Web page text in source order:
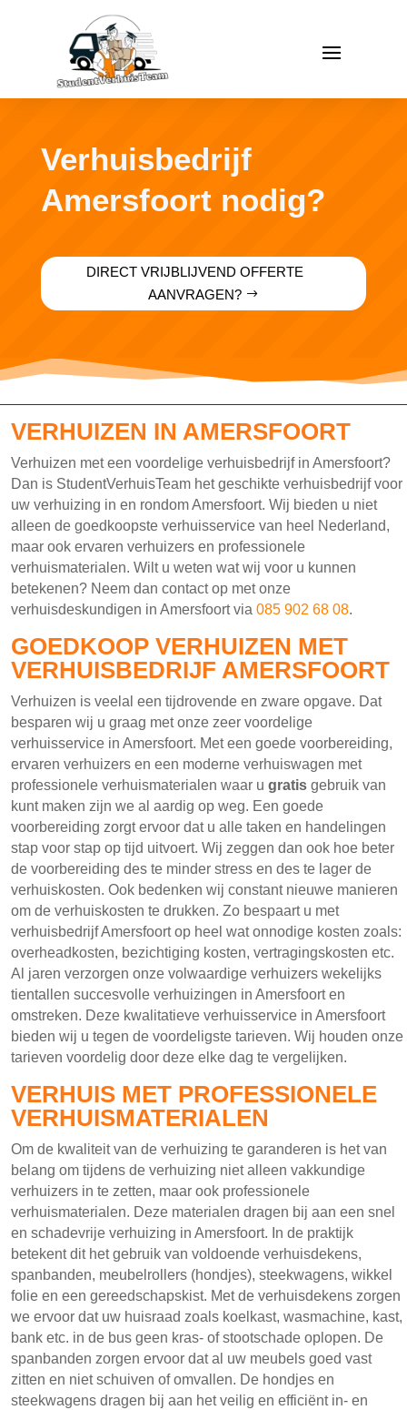
Verhuisbedrijf
Amersfoort nodig?
DIRECT VRIJBLIJVEND OFFERTE
AANVRAGEN?
VERHUIZEN IN AMERSFOORT
Verhuizen met een voordelige verhuisbedrijf in Amersfoort?
Dan is StudentVerhuisTeam het geschikte verhuisbedrijf voor
uw verhuizing in en rondom Amersfoort. Wij bieden u niet
alleen de goedkoopste verhuisservice van heel Nederland,
maar ook ervaren verhuizers en professionele
verhuismaterialen. Wilt u weten wat wij voor u kunnen
betekenen? Neem dan contact op met onze
verhuisdeskundigen in Amersfoort via 085 902 68 08.
GOEDKOOP VERHUIZEN MET
VERHUISBEDRIJF AMERSFOORT
Verhuizen is veelal een tijdrovende en zware opgave. Dat
besparen wij u graag met onze zeer voordelige
verhuisservice in Amersfoort. Met een goede voorbereiding,
ervaren verhuizers en een moderne verhuiswagen met
professionele verhuismaterialen waar u gratis gebruik van
kunt maken zijn we al aardig op weg. Een goede
voorbereiding zorgt ervoor dat u alle taken en handelingen
stap voor stap op tijd uitvoert. Wij zeggen dan ook hoe beter
de voorbereiding des te minder stress en des te lager de
verhuiskosten. Ook bedenken wij constant nieuwe manieren
om de verhuiskosten te drukken. Zo bespaart u met
verhuisbedrijf Amersfoort op heel wat onnodige kosten zoals:
overheadkosten, bezichtiging kosten, vertragingskosten etc.
Al jaren verzorgen onze volwaardige verhuizers wekelijks
tientallen succesvolle verhuizingen in Amersfoort en
omstreken. Deze kwalitatieve verhuisservice in Amersfoort
bieden wij u tegen de voordeligste tarieven. Wij houden onze
tarieven voordelig door deze elke dag te vergelijken.
VERHUIS MET PROFESSIONELE
VERHUISMATERIALEN
Om de kwaliteit van de verhuizing te garanderen is het van
belang om tijdens de verhuizing niet alleen vakkundige
verhuizers in te zetten, maar ook professionele
verhuismaterialen. Deze materialen dragen bij aan een snel
en schadevrije verhuizing in Amersfoort. In de praktijk
betekent dit het gebruik van voldoende verhuisdekens,
spanbanden, meubelrollers (hondjes), steekwagens, wikkel
folie en een gereedschapskist. Met de verhuisdekens zorgen
we ervoor dat uw huisraad zoals koelkast, wasmachine, kast,
bank etc. in de bus geen kras- of stootschade oplopen. De
spanbanden zorgen ervoor dat al uw meubels goed vast
zitten en niet schuiven of omvallen. De hondjes en
steekwagens dragen bij aan het veilig en efficiënt in- en